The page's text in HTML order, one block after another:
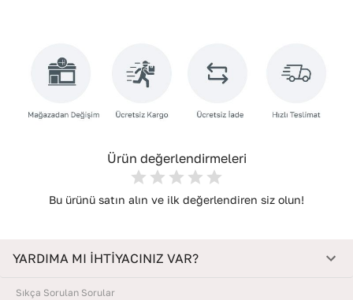
arındırın. Hafif nemli bezle silin, doğal olarak kurumasını
bekleyin.
Ürün değerlendirmeleri
Bu ürünü satın alın ve ilk değerlendiren siz olun!
YARDIMA MI İHTİYACINIZ VAR?
Sıkça Sorulan Sorular